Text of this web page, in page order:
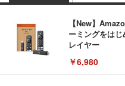
【New】
ーミングをは
レイヤー
￥6,980